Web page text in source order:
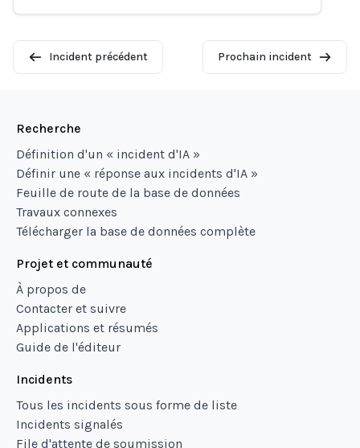
Incident précédent Prochain incident
Recherche
Définition d'un « incident d'IA »
Définir une « réponse aux incidents d'IA »
Feuille de route de la base de données
Travaux connexes
Télécharger la base de données complète
Projet et communauté
À propos de
Contacter et suivre
Applications et résumés
Guide de l'éditeur
Incidents
Tous les incidents sous forme de liste
Incidents signalés
File d'attente de soumission